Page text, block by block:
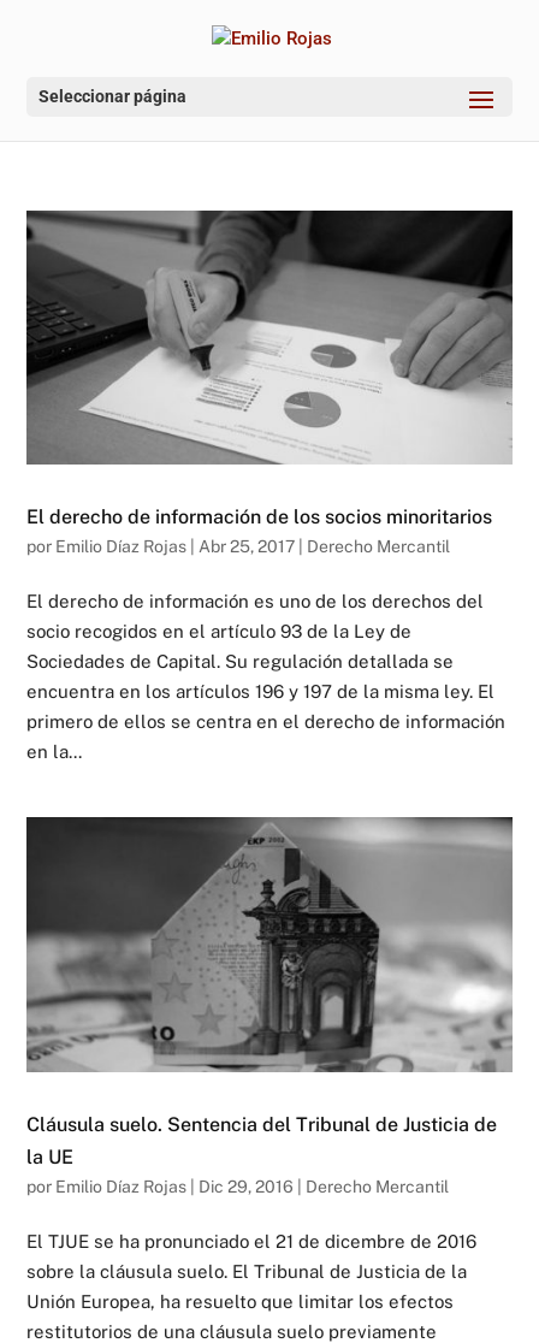
Seleccionar página
El derecho de información de los socios minoritarios
por Emilio Díaz Rojas |Abr 25, 2017 Derecho Mercantil
El derecho de información es uno de los derechos del
socio recogidos en el artículo 93 de la Ley de
Sociedades de Capital. Su regulación detallada se
encuentra en los artículos 196 y 197 de la misma ley. El
primero de ellos se centra en el derecho de información
en la...
Cláusula suelo. Sentencia del Tribunal de Justicia de
la UE
por Emilio Díaz Rojas Dic 29, 2016 Derecho Mercantil
El TJUE se ha pronunciado el 21 de dicembre de 2016
sobre la cláusula suelo. El Tribunal de Justicia de la
Unión Europea, ha resuelto que limitar los efectos
restitutorios de una cláusula suelo previamente